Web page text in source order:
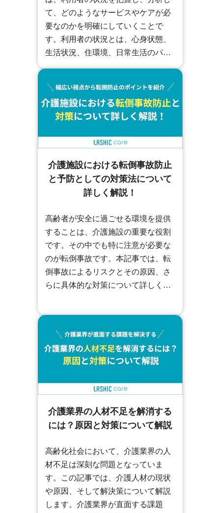
て、どのようなサービスやケアが必
要なのかを明確にしていくことで
す。利用者の状況とは、心身状態、
生活状況、住環境、日常生活のパタ
ーンなど細かな情報を確認します。
な作成・記入方法とはどんなもので
しょうか？ここではアセスメントシ
ートの書き方を具体例を交えて詳し
介護施設における転倒事故防止
と予防としての対策法について
詳しく解説！
高齢者が安全に過ごせる環境を提供
することは、介護施設の重要な役割
です。その中でも特に注意が必要な
のが転倒事故です。本記事では、転
倒事故によるリスクとその原因、さ
らに具体的な対策について詳しく解
た要因、骨密度の低下による骨折リ
スクなど、幅広い視点から転倒防止
のポイントを紹介します。
介護業界の人材不足を解消する
には？原因と対策について解説
高齢化社会において、介護業界の人
材不足は深刻な問題となっていま
す。この記事では、介護人材の現状
や原因、そして解決策について解説
します。介護業界が直面する課題